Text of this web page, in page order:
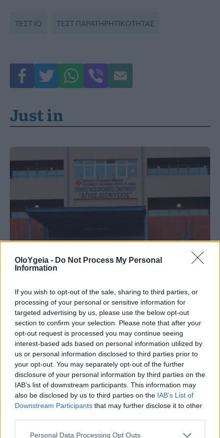
OloYgeia - Do Not Process My Personal
Information
If you wish to opt-out of the sale, sharing to third parties, or
processing of your personal or sensitive information for
targeted advertising by us, please use the below opt-out
section to confirm your selection. Please note that after your
opt-out request is processed you may continue seeing
interest-based ads based on personal information utilized by
us or personal information disclosed to third parties prior to
your opt-out. You may separately opt-out of the further
disclosure of your personal information by third parties on the
IAB’s list of downstream participants. This information may
also be disclosed by us to third parties on the IAB’s List of
Downstream Participants that may further disclose it to other
Personal Data Processing Opt Outs
ΤΕΣΤ IQ ΤΕΣΤ ΠΑΡΑΤΗΡΗΤΙΚΌΤΗΤΑΣ
Just in
ΚΑΤΑΓΓΕΛΙΑ
ΠΟΕΔΗΝ: Οκτώ καταγγελίες για
βιασμό τουριστριών στη Ζάκυνθο από
τα μέσα Ιουνίου
Σοκάρουν τα στοιχεία που παρουσίασε η
ΠΟΕΔΗΝ, καθώς εμφανίζουν αυξημένο τον
αριθμό των καταγγελιών για βιασμούς και
σεξουαλικές επιθέσεις σε τουρίστριες στη